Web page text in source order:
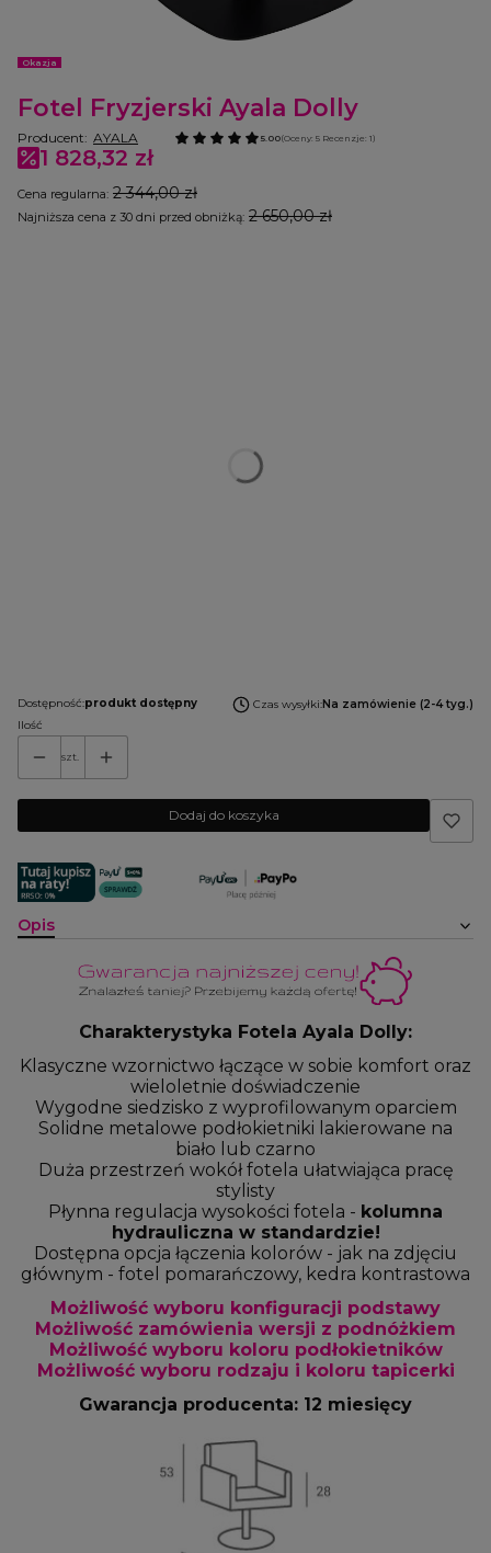
Etykiety
Okazja
Fotel Fryzjerski Ayala Dolly
Producent: AYALA 5.00(Oceny: 5 Recenzje: 1)
1 828,32 zł
Cena regularna: 2 344,00 zł
Najniższa cena z 30 dni przed obniżką: 2 650,00 zł
Dostępność:produkt dostępny Czas wysyłki:Na zamówienie (2-4 tyg.)
Ilość
szt.
Dodaj do koszyka
Opis
Charakterystyka Fotela Ayala Dolly:
Klasyczne wzornictwo łączące w sobie komfort oraz
wieloletnie doświadczenie
Wygodne siedzisko z wyprofilowanym oparciem
Solidne metalowe podłokietniki lakierowane na
biało lub czarno
Duża przestrzeń wokół fotela ułatwiająca pracę
stylisty
Płynna regulacja wysokości fotela - kolumna
hydrauliczna w standardzie!
Dostępna opcja łączenia kolorów - jak na zdjęciu
głównym - fotel pomarańczowy, kedra kontrastowa
Możliwość wyboru konfiguracji podstawy
Możliwość zamówienia wersji z podnóżkiem
Możliwość wyboru koloru podłokietników
Możliwość wyboru rodzaju i koloru tapicerki
Gwarancja producenta: 12 miesięcy